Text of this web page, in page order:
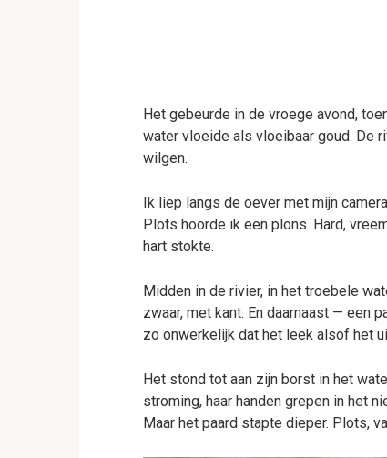
Het gebeurde in de vroege avond,
water vloeide als vloeibaar goud. De
wilgen.
Ik liep langs de oever met mijn
Plots hoorde ik een plons. Hard,
hart stokte.
Midden in de rivier, in het troebele
zwaar, met kant. En daarnaast — een
zo onwerkelijk dat het leek alsof het
Het stond tot aan zijn borst in het
stroming, haar handen grepen in het
Maar het paard stapte dieper. Plots,